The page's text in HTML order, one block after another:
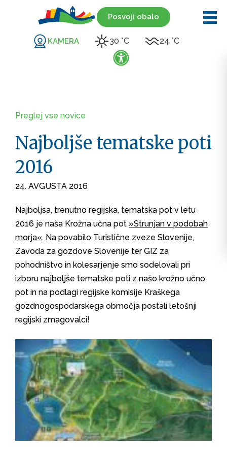
Posvoji obalo
KAMERA 30 °C 24 °C
Preglej vse novice
Najboljše tematske poti
2016
24. AVGUSTA 2016
Najboljsa, trenutno regijska, tematska pot v letu
2016 je naša Krožna učna pot »Strunjan v podobah
morja«. Na povabilo Turistične zveze Slovenije,
Zavoda za gozdove Slovenije ter GIZ za
pohodništvo in kolesarjenje smo sodelovali pri
izboru najboljše tematske poti z našo krožno učno
pot in na podlagi regijske komisije Kraškega
gozdnogospodarskega območja postali letošnji
regijski zmagovalci!